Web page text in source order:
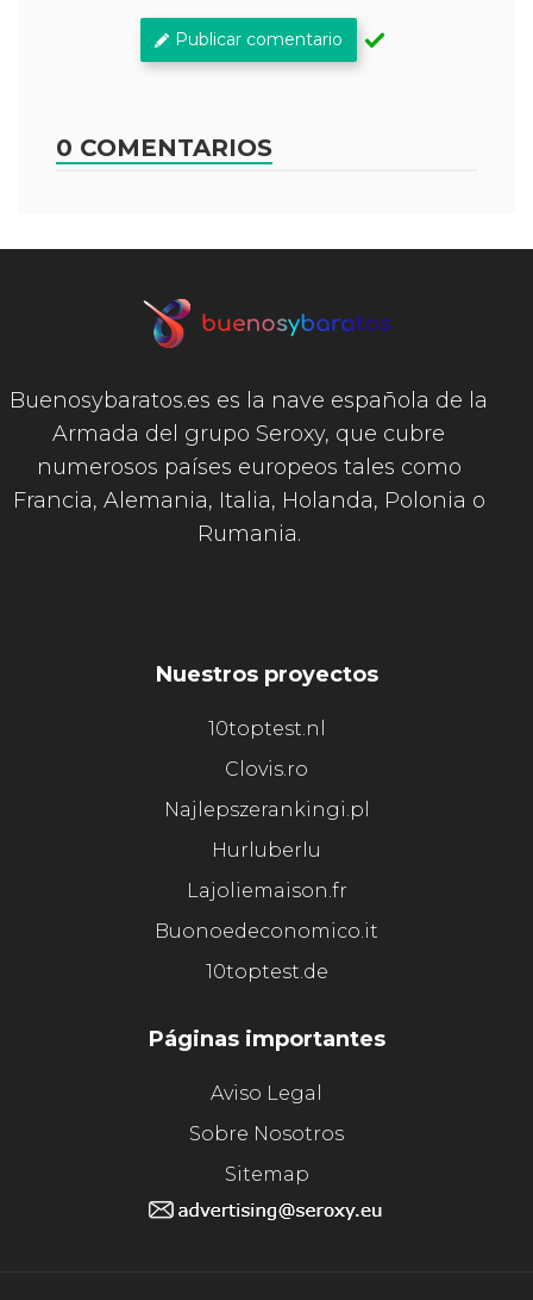
Publicar comentario
0 COMENTARIOS
Buenosybaratos.es es la nave española de la
Armada del grupo Seroxy, que cubre
numerosos países europeos tales como
Francia, Alemania, Italia, Holanda, Polonia o
Rumania.
Nuestros proyectos
10toptest.nl
Clovis.ro
Najlepszerankingi.pl
Hurluberlu
Lajoliemaison.fr
Buonoedeconomico.it
10toptest.de
Páginas importantes
Aviso Legal
Sobre Nosotros
Sitemap